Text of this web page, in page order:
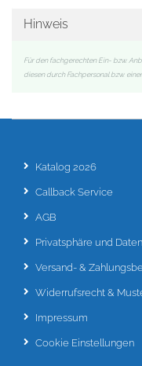
Hinweis
Für den fachgerechten Ein- bzw.
diesen durch Fachpersonal bzw.
Katalog 2026
Callback Service
AGB
Privatsphäre und
Versand- &
Widerrufsrecht &
Impressum
Cookie Einstellungen